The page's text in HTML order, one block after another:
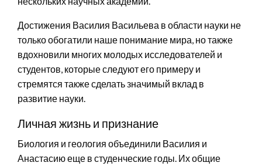
Достижения Василия Васильева в области науки не
только обогатили наше понимание мира, но также
вдохновили многих молодых исследователей и
студентов, которые следуют его примеру и
стремятся также сделать значимый вклад в
развитие науки.
Личная жизнь и признание
Биология и геология объединили Василия и
Анастасию еще в студенческие годы. Их общие